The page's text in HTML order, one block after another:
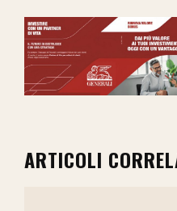
ARTICOLI